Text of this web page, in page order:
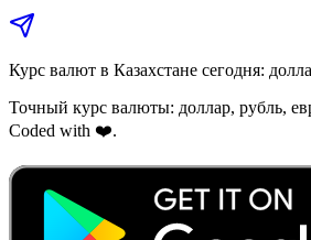
Курс валют в Казахстане сегодня:
Точный курс валюты: доллар, рубль,
Coded with ❤️.